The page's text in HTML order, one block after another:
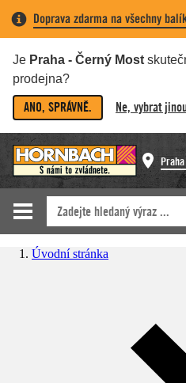
Doprava zdarma na všechny
Je Praha - Černý Most
prodejna?
ANO, SPRÁVNĚ. Ne, vybrat
Úvodní stránka